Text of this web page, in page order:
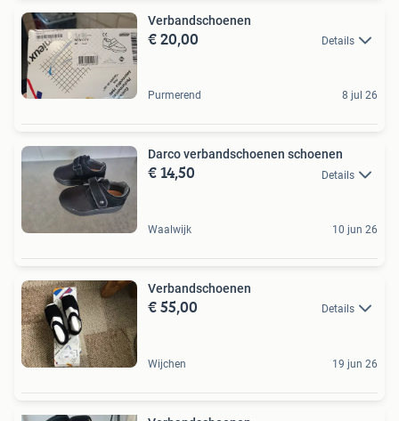
Verbandschoenen
€ 20,00 Details
Purmerend 8 jul 26
Darco verbandschoenen schoenen
€ 14,50 Details
Waalwijk 10 jun 26
Verbandschoenen
€ 55,00 Details
Wijchen 19 jun 26